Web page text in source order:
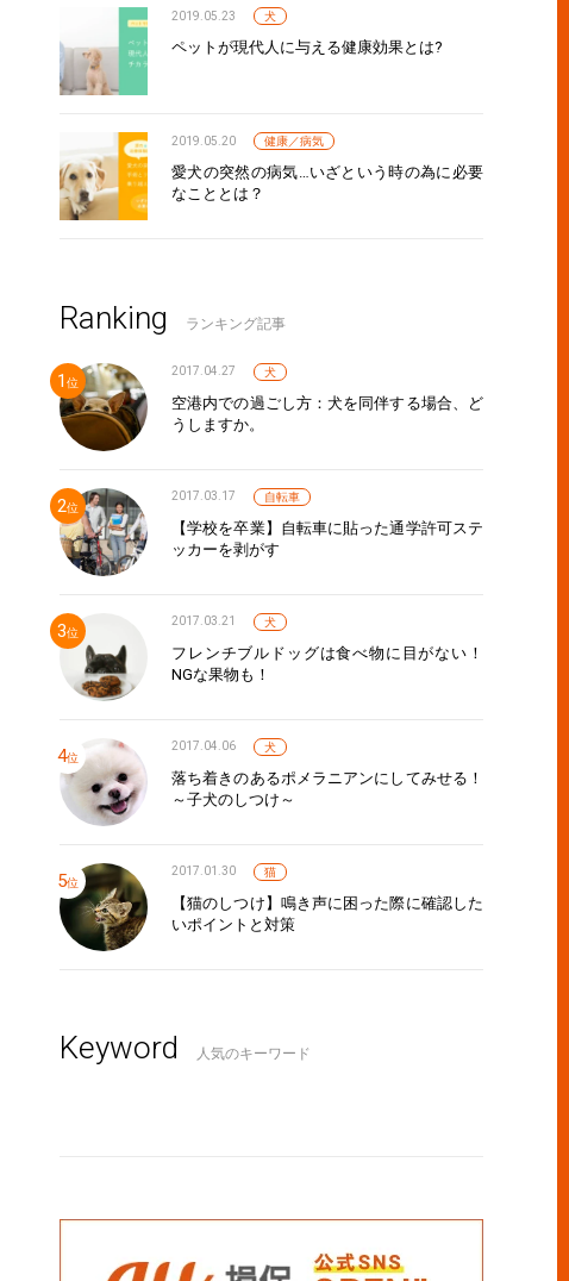
2019.05.23 犬
ペットが現代人に与える健康効果とは?
2019.05.20 健康／病気
愛犬の突然の病気…いざという時の為に必要
なこととは？
Ranking ランキング記事
2017.04.27 犬
空港内での過ごし方：犬を同伴する場合、ど
うしますか。
2017.03.17 自転車
【学校を卒業】自転車に貼った通学許可ステ
ッカーを剥がす
2017.03.21 犬
フレンチブルドッグは食べ物に目がない！
NGな果物も！
2017.04.06 犬
落ち着きのあるポメラニアンにしてみせる！
～子犬のしつけ～
2017.01.30 猫
【猫のしつけ】鳴き声に困った際に確認した
いポイントと対策
Keyword 人気のキーワード